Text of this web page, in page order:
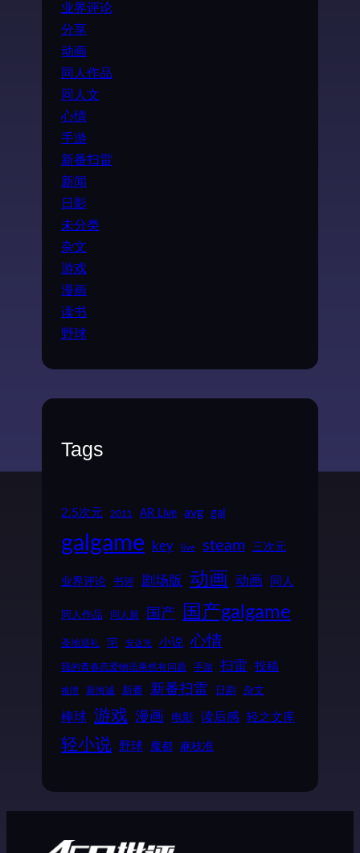
业界评论
分享
动画
同人作品
同人文
心情
手游
新番扫雷
新闻
日影
未分类
杂文
游戏
漫画
读书
野球
Tags
2.5次元 2011 AR Live avg gal
galgame key live steam 三次元
业界评论 书评 剧场版 动画 动画 同人
同人作品 同人展 国产 国产galgame
圣地巡礼 宅 安达充 小说 心情
我的青春恋爱物语果然有问题 手游 扫雷 投稿
推理 新海诚 新番 新番扫雷 日剧 杂文
棒球 游戏 漫画 电影 读后感 轻之文库
轻小说 野球 魔都 麻枝准